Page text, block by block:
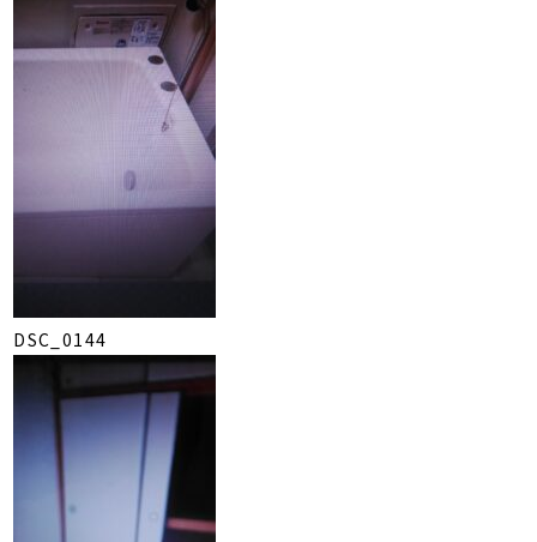
DSC_0144